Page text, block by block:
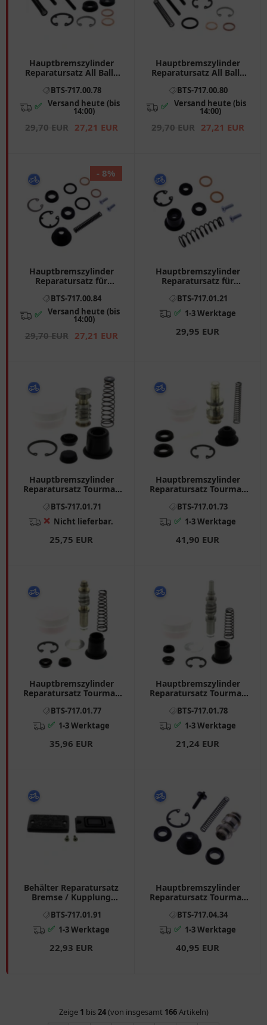
Hauptbremszylinder
Reparatursatz All Balls
Kawasaki Z, ZX - 6R, ZX -
10R
BTS-717.00.78
✅ Versand heute (bis
14:00)
29,70 EUR 27,21 EUR
Hauptbremszylinder
Reparatursatz All Balls
Honda CBR, CB
BTS-717.00.80
✅ Versand heute (bis
14:00)
29,70 EUR 27,21 EUR
Hauptbremszylinder
Reparatursatz für
Racing
BTS-717.00.84
✅ Versand heute (bis
14:00)
29,70 EUR 27,21 EUR
- 8%
Hauptbremszylinder
Reparatursatz für
BTS-717.01.21
✅ 1-3 Werktage
29,95 EUR
Hauptbremszylinder
Reparatursatz Tourmax
ST, GL
BTS-717.01.71
❌ Nicht lieferbar.
25,75 EUR
Hauptbremszylinder
Reparatursatz Tourmax
VTR
BTS-717.01.73
✅ 1-3 Werktage
41,90 EUR
Hauptbremszylinder
Reparatursatz Tourmax
YFZ
BTS-717.01.77
✅ 1-3 Werktage
35,96 EUR
Hauptbremszylinder
Reparatursatz Tourmax
Z, RM, TR
BTS-717.01.78
✅ 1-3 Werktage
21,24 EUR
Behälter Reparatursatz
Bremse / Kupplung
Honda TRX, XBR, VF
BTS-717.01.91
✅ 1-3 Werktage
22,93 EUR
Hauptbremszylinder
Reparatursatz Tourmax
BTS-717.04.34
✅ 1-3 Werktage
40,95 EUR
Zeige 1 bis24(von insgesamt 166Artikeln)